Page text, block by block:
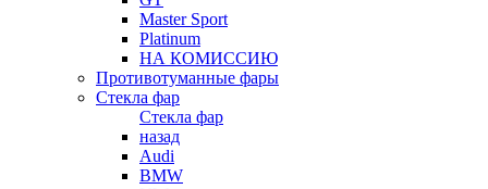
Master Sport
Platinum
НА КОМИССИЮ
Противотуманные фары
Стекла фар
Стекла фар
назад
Audi
BMW